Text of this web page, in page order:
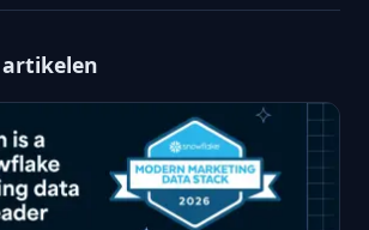
artikelen